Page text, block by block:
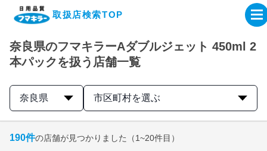
取扱店検索TOP
企業・IR情報サイト
製品情報サイト
奈良県のフマキラーAダブルジェット 450ml 2
本パックを扱う店舗一覧
奈良県 市区町村を選ぶ
190件の店舗が見つかりました （1~20件目）